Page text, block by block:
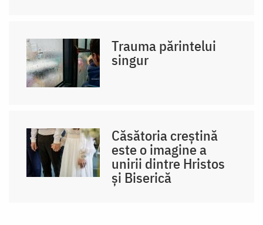
Trauma părintelui
singur
Căsătoria creștină
este o imagine a
unirii dintre Hristos
și Biserică